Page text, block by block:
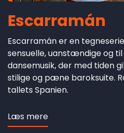
Escarramán
Escarramán er en
sensuelle, uanstændige og
dansemusik, der med tiden
stilige og pæne baroksuite.
tallets Spanien.
Læs mere